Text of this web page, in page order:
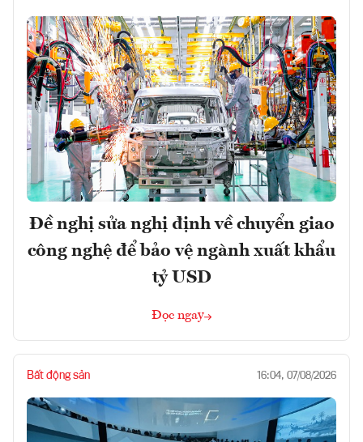
Đề nghị sửa nghị định về chuyển giao
công nghệ để bảo vệ ngành xuất khẩu
tỷ USD
Đọc ngay
Bất động sản 16:04, 07/08/2026